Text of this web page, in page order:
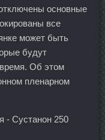
основные
все
может быть
будут
Об этом
пленарном
- Сустанон 250